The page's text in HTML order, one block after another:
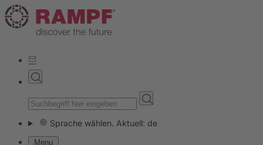
Sprache wählen. Aktuell: de
Menu